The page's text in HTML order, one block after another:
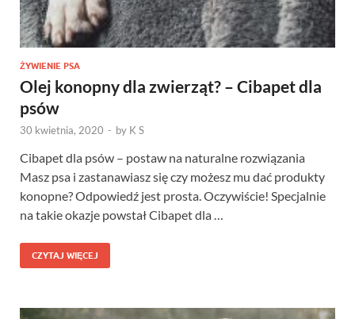
ŻYWIENIE PSA
Olej konopny dla zwierząt? – Cibapet dla
psów
30 kwietnia, 2020 - by K S
Cibapet dla psów – postaw na naturalne rozwiązania
Masz psa i zastanawiasz się czy możesz mu dać produkty
konopne? Odpowiedź jest prosta. Oczywiście! Specjalnie
na takie okazje powstał Cibapet dla …
CZYTAJ WIĘCEJ